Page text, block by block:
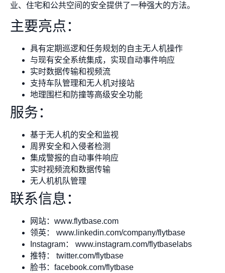
业、住宅和公共空间的安全提供了一种强大的方法。
主要亮点：
具有定期巡逻和任务规划的自主无人机操作
与现有安全系统集成，实现自动事件响应
实时数据传输和视频流
支持车队管理和无人机对接站
地理围栏和防撞等高级安全功能
服务：
基于无人机的安全和监视
周界安全和入侵者检测
集成警报的自动事件响应
实时视频流和数据传输
无人机机队管理
联系信息：
网站：www.flytbase.com
领英： www.linkedin.com/company/flytbase
Instagram： www.instagram.com/flytbaselabs
推特： twitter.com/flytbase
脸书：facebook.com/flytbase